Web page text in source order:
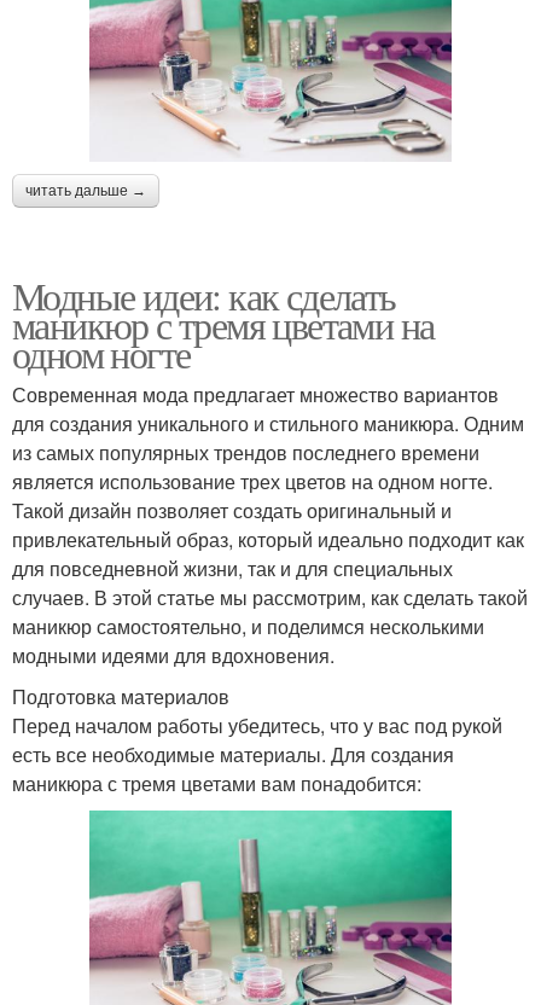
читать дальше →
Модные идеи: как сделать
маникюр с тремя цветами на
одном ногте
Современная мода предлагает множество вариантов
для создания уникального и стильного маникюра. Одним
из самых популярных трендов последнего времени
является использование трех цветов на одном ногте.
Такой дизайн позволяет создать оригинальный и
привлекательный образ, который идеально подходит как
для повседневной жизни, так и для специальных
случаев. В этой статье мы рассмотрим, как сделать такой
маникюр самостоятельно, и поделимся несколькими
модными идеями для вдохновения.
Подготовка материалов
Перед началом работы убедитесь, что у вас под рукой
есть все необходимые материалы. Для создания
маникюра с тремя цветами вам понадобится: